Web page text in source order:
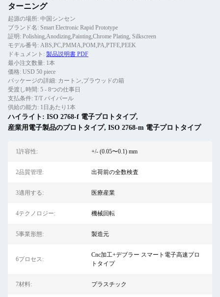
ターニング
起源の場所: 中国シンセン
ブランド名: Smart Electronic Rapid Prototype
証明: Polishing,Anodizing,Painting,Chrome Plating, Silkscreen
モデル番号: ABS,PC,PMMA,POM,PA,PTFE,PEEK
ドキュメント: 製品説明書 PDF
最小注文数量: 1本
価格: USD 50 piece
パッケージの詳細: カートン,プラウッドの箱
受渡し時間: 5 - 8つの仕事日
支払条件: T/T パイパール
供給の能力: 1日あたり1本
ハイライト: ISO 2768-f 電子プロトタイプ,
産業用電子製品のプロトタイプ, ISO 2768-m 電子プロトタイプ
1許容性: +/- (0.05〜0.1) mm
2品質管理: 出荷前の全数検査
3適用する: 医療産業
4テクノロジー: 機械回転
5事業形態: 製造元
6プロセス:
Cnc加工+デブラー スマート電子高速プロ
トタイプ
7材料: プラスチック